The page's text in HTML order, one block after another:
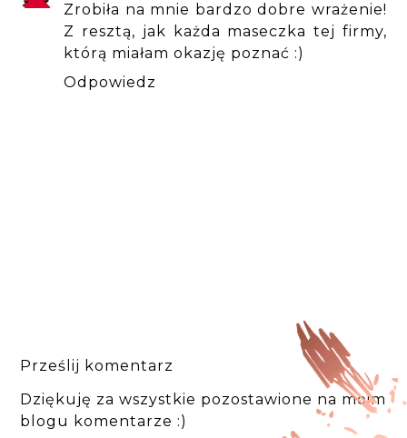
Zrobiła na mnie bardzo dobre wrażenie!
Z resztą, jak każda maseczka tej firmy,
którą miałam okazję poznać :)
Odpowiedz
Prześlij komentarz
Dziękuję za wszystkie pozostawione na moim
blogu komentarze :)